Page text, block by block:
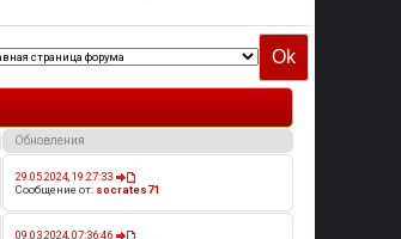
Обновления
29.05.2024, 19:27:33
Сообщение от: socrates71
09.03.2024, 07:36:46